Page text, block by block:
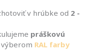
v hrúbke od 2 -
práškovú
RAL farby